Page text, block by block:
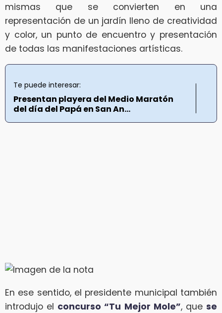
mismas que se convierten en una
representación de un jardín lleno de creatividad
y color, un punto de encuentro y presentación
de todas las manifestaciones artísticas.
Te puede interesar:
Presentan playera del Medio Maratón
del día del Papá en San An...
En ese sentido, el presidente municipal también
introdujo el concurso “Tu Mejor Mole”, quese